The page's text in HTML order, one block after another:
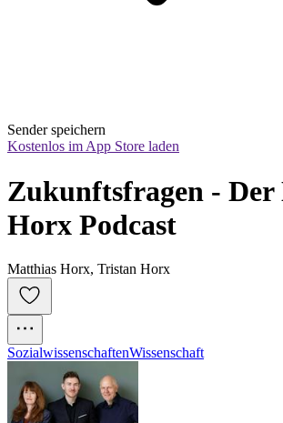
Sender speichern
Kostenlos im App Store laden
Zukunftsfragen -
Horx Podcast
Matthias Horx, Tristan Horx
SozialwissenschaftenWissenschaft